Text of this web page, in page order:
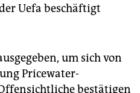
Uefa beschäftigt
um sich von
Pricewater­
bestätigen